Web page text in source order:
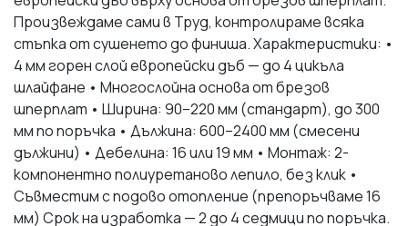
Произвеждаме сами в Труд, контролираме всяка
стъпка от сушенето до финиша. Характеристики: •
4 мм горен слой европейски дъб — до 4 цикъла
шлайфане • Многослойна основа от брезов
шперплат • Ширина: 90–220 мм (стандарт), до 300
мм по поръчка • Дължина: 600–2400 мм (смесени
дължини) • Дебелина: 16 или 19 мм • Монтаж: 2-
компонентно полиуретаново лепило, без клик •
Съвместим с подово отопление (препоръчваме 16
мм) Срок на изработка — 2 до 4 седмици по поръчка.